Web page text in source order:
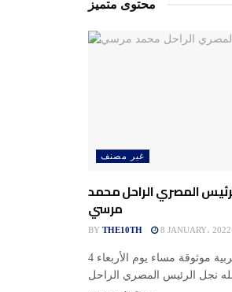
محتوى متميز
غير مصنف
المصري الراحل محمد
مرسي
BY THE10TH 8 JANUARY، 2022
كشفت مصادر إعلامية عربية موثوقة مساء يوم الأربعاء 4
عبد الله نجل الرئيس المصري الراحل